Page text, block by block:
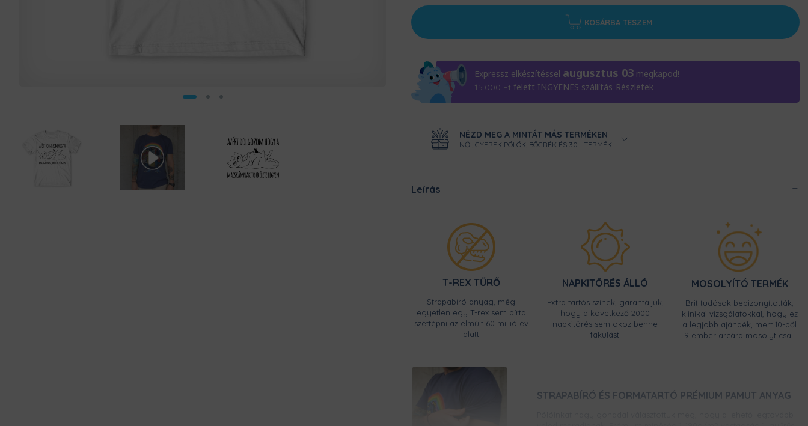
KOSÁRBA TESZEM
Expressz elkészítéssel augusztus 03 megkapod!
15.000 Ft felett INGYENES szállítás Részletek
NÉZD MEG A MINTÁT MÁS TERMÉKEN
NŐI, GYEREK PÓLÓK, BÖGRÉK ÉS 30+ TERMÉK
Leírás
T-REX TŰRŐ
Strapabíró anyag, még
egyetlen egy T-rex sem bírta
széttépni az elmúlt 60 millió év
alatt
NAPKITÖRÉS ÁLLÓ
Extra tartós színek, garantáljuk,
hogy a következő 2000
napkitörés sem okoz benne
fakulást!
MOSOLYÍTÓ TERMÉK
Brit tudósok bebizonyították,
klinikai vizsgálatokkal, hogy ez
a legjobb ajándék, mert 10-ből
9 ember arcára mosolyt csal.
STRAPABÍRÓ ÉS FORMATARTÓ PRÉMIUM PAMUT ANYAG